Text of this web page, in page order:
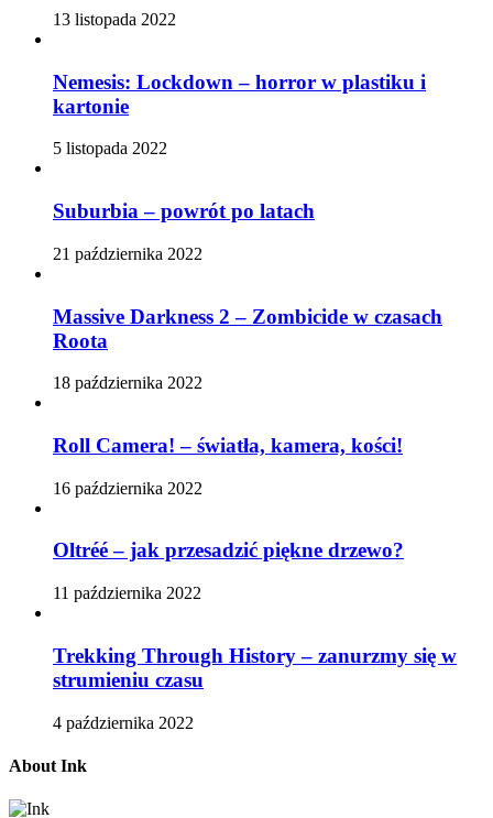
13 listopada 2022
Nemesis: Lockdown – horror w plastiku i
kartonie
5 listopada 2022
Suburbia – powrót po latach
21 października 2022
Massive Darkness 2 – Zombicide w czasach
Roota
18 października 2022
Roll Camera! – światła, kamera, kości!
16 października 2022
Oltréé – jak przesadzić piękne drzewo?
11 października 2022
Trekking Through History – zanurzmy się w
strumieniu czasu
4 października 2022
About Ink